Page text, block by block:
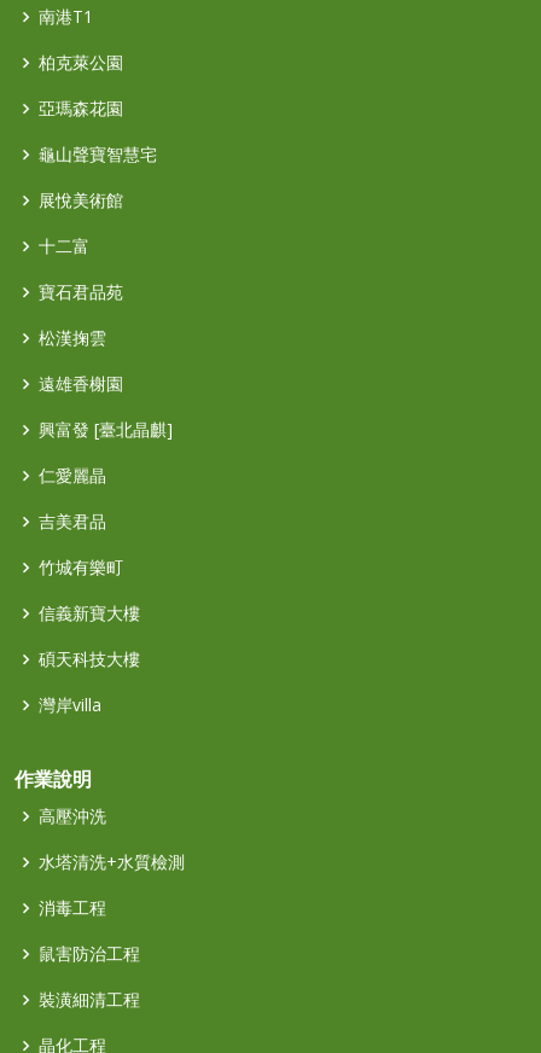
南港T1
柏克萊公園
亞瑪森花園
龜山聲寶智慧宅
展悅美術館
十二富
寶石君品苑
松漢掬雲
遠雄香榭園
興富發 [臺北晶麒]
仁愛麗晶
吉美君品
竹城有樂町
信義新寶大樓
碩天科技大樓
灣岸villa
作業說明
高壓沖洗
水塔清洗+水質檢測
消毒工程
鼠害防治工程
裝潢細清工程
晶化工程